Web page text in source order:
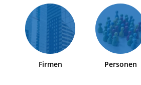
Firmen Personen